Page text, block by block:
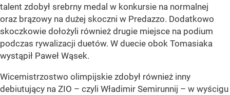
talent zdobył srebrny medal w konkursie na normalnej
oraz brązowy na dużej skoczni w Predazzo. Dodatkowo
skoczkowie dołożyli również drugie miejsce na podium
podczas rywalizacji duetów. W duecie obok Tomasiaka
wystąpił Paweł Wąsek.
Wicemistrzostwo olimpijskie zdobył również inny
debiutujący na ZIO – czyli Władimir Semirunnij – w wyścigu